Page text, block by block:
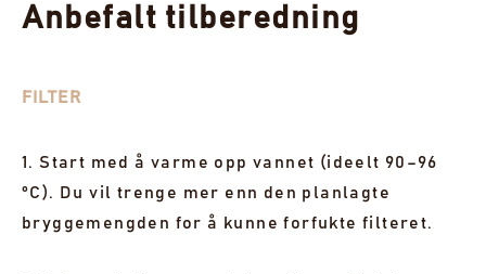
Anbefalt tilberedning
FILTER
1. Start med å varme opp vannet (ideelt 90–96
°C). Du vil trenge mer enn den planlagte
bryggemengden for å kunne forfukte filteret.